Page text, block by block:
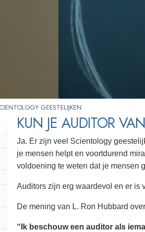
GEESTELIJKEN
KUN JE AUDITOR
Ja. Er zijn veel Scientology
je mensen helpt en voortdurend
voldoening te weten dat je mensen
Auditors zijn erg waardevol en er is
De mening van L. Ron Hubbard
“Ik beschouw een auditor als